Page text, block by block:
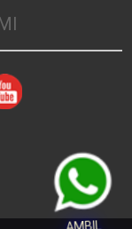
AMBIL